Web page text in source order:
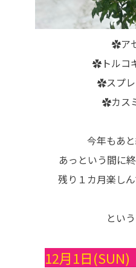
✿ア
✿トルコ
✿スプ
✿カス
今年もあ
あっという間に
残り１カ月楽し
とい
12月1日